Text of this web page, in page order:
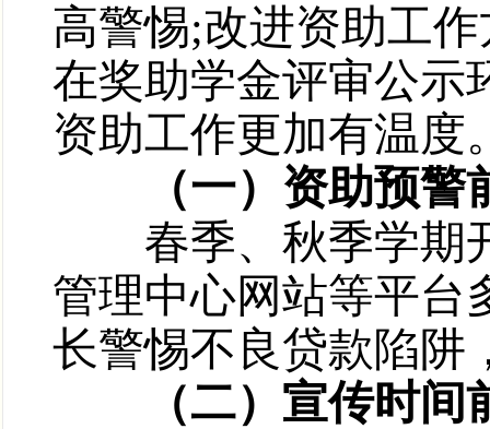
高警惕;改进资助工
在奖助学金评审公示
资助工作更加有温度
（一）资助预警
春季、秋季学期开
管理中心网站等平台
长警惕不良贷款陷阱
（二）宣传时间